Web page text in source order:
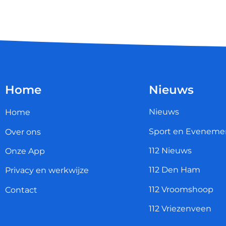
Home
Home
Over ons
Onze App
Privacy en werkwijze
Contact
Nieuws
Nieuws
Sport en
112 Nieuws
112 Den Ham
112 Vroomshoop
112 Vriezenveen